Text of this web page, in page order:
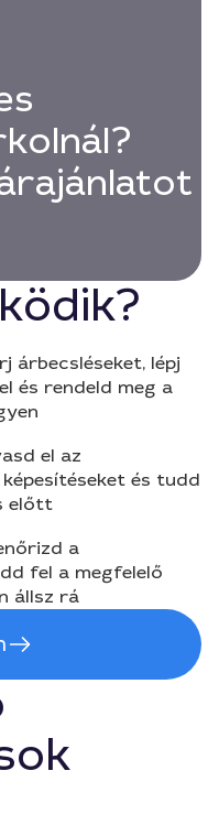
árbecsléseket, lépj
és rendeld meg a
el az
és tudd
előtt
a
fel a megfelelő
állsz rá